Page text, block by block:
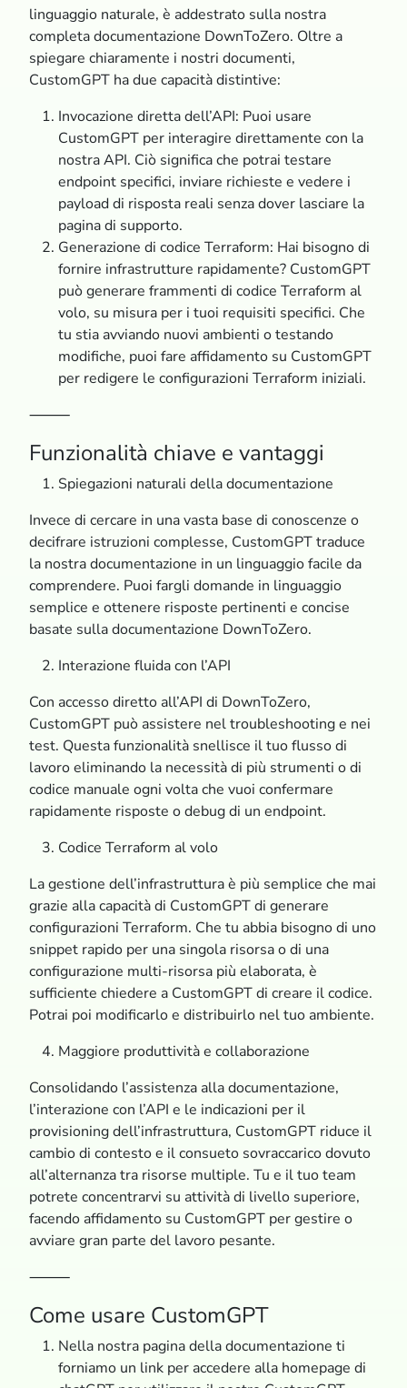
linguaggio naturale, è addestrato sulla nostra
completa documentazione DownToZero. Oltre a
spiegare chiaramente i nostri documenti,
CustomGPT ha due capacità distintive:
Invocazione diretta dell’API: Puoi usare
CustomGPT per interagire direttamente con la
nostra API. Ciò significa che potrai testare
endpoint specifici, inviare richieste e vedere i
payload di risposta reali senza dover lasciare la
pagina di supporto.
Generazione di codice Terraform: Hai bisogno di
fornire infrastrutture rapidamente? CustomGPT
può generare frammenti di codice Terraform al
volo, su misura per i tuoi requisiti specifici. Che
tu stia avviando nuovi ambienti o testando
modifiche, puoi fare affidamento su CustomGPT
per redigere le configurazioni Terraform iniziali.
⸻
Funzionalità chiave e vantaggi
Spiegazioni naturali della documentazione
Invece di cercare in una vasta base di conoscenze o
decifrare istruzioni complesse, CustomGPT traduce
la nostra documentazione in un linguaggio facile da
comprendere. Puoi fargli domande in linguaggio
semplice e ottenere risposte pertinenti e concise
basate sulla documentazione DownToZero.
Interazione fluida con l’API
Con accesso diretto all’API di DownToZero,
CustomGPT può assistere nel troubleshooting e nei
test. Questa funzionalità snellisce il tuo flusso di
lavoro eliminando la necessità di più strumenti o di
codice manuale ogni volta che vuoi confermare
rapidamente risposte o debug di un endpoint.
Codice Terraform al volo
La gestione dell’infrastruttura è più semplice che mai
grazie alla capacità di CustomGPT di generare
configurazioni Terraform. Che tu abbia bisogno di uno
snippet rapido per una singola risorsa o di una
configurazione multi-risorsa più elaborata, è
sufficiente chiedere a CustomGPT di creare il codice.
Potrai poi modificarlo e distribuirlo nel tuo ambiente.
Maggiore produttività e collaborazione
Consolidando l’assistenza alla documentazione,
l’interazione con l’API e le indicazioni per il
provisioning dell’infrastruttura, CustomGPT riduce il
cambio di contesto e il consueto sovraccarico dovuto
all’alternanza tra risorse multiple. Tu e il tuo team
potrete concentrarvi su attività di livello superiore,
facendo affidamento su CustomGPT per gestire o
avviare gran parte del lavoro pesante.
⸻
Come usare CustomGPT
Nella nostra pagina della documentazione ti
forniamo un link per accedere alla homepage di